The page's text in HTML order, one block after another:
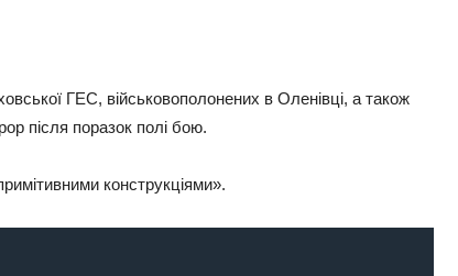
ГЕС, військовополонених в Оленівці, а також
після поразок полі бою.
конструкціями».